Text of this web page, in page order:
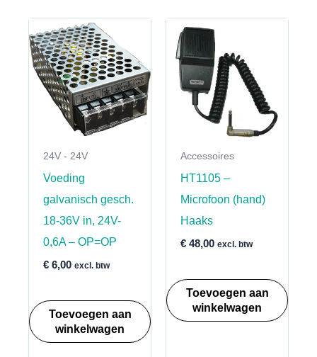
24V - 24V
Voeding
galvanisch gesch.
18-36V in, 24V-
0,6A – OP=OP
€6,00 excl. btw
Toevoegen aan
winkelwagen
Accessoires
HT1105 –
Microfoon (hand)
Haaks
€48,00 excl. btw
Toevoegen aan
winkelwagen